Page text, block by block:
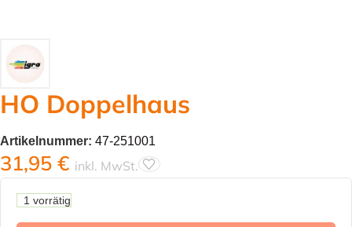
HO Doppelhaus
Artikelnummer: 47-251001
31,95 € inkl. MwSt.
1 vorrätig